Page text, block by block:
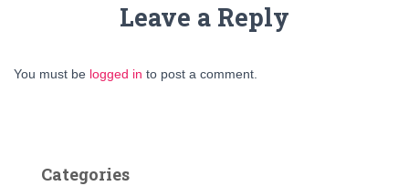
Leave a Reply
You must be logged in to post a comment.
Categories